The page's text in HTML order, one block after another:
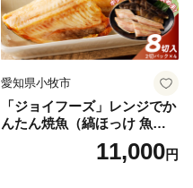
愛知県小牧市
「ジョイフーズ」レンジでか
んたん焼魚（縞ほっけ 魚醤
11,000円